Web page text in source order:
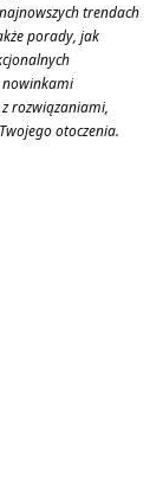
trendach
porady, jak
nowinkami
rozwiązaniami,
otoczenia.